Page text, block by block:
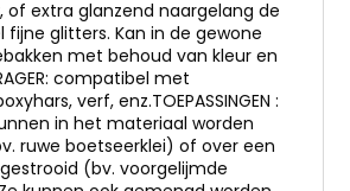
of extra glanzend naargelang de
fijne glitters. Kan in de gewone
met behoud van kleur en
compatibel met
verf, enz.TOEPASSINGEN :
in het materiaal worden
ruwe boetseerklei) of over een
(bv. voorgelijmde